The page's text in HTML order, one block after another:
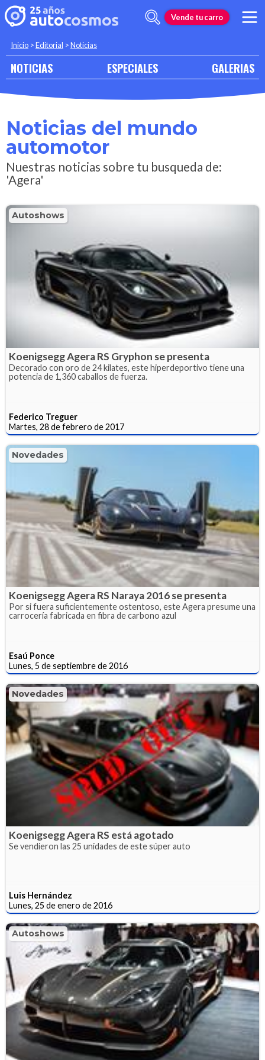
Vende tu carro
Inicio >Editorial >Noticias
NOTICIAS ESPECIALES GALERIAS
Noticias del mundo
automotor
Nuestras noticias sobre tu busqueda de:
'Agera'
Autoshows
Koenigsegg Agera RS Gryphon se presenta
Decorado con oro de 24 kilates, este hiperdeportivo tiene una
potencia de 1,360 caballos de fuerza.
Federico Treguer
Martes, 28 de febrero de 2017
Novedades
Koenigsegg Agera RS Naraya 2016 se presenta
Por si fuera suficientemente ostentoso, este Agera presume una
carrocería fabricada en fibra de carbono azul
Esaú Ponce
Lunes, 5 de septiembre de 2016
Novedades
Koenigsegg Agera RS está agotado
Se vendieron las 25 unidades de este súper auto
Luis Hernández
Lunes, 25 de enero de 2016
Autoshows